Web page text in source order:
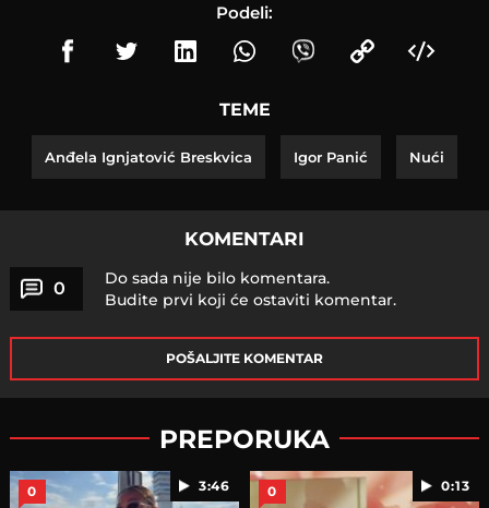
Podeli:
TEME
Anđela Ignjatović Breskvica Igor Panić Nući
KOMENTARI
0
Do sada nije bilo komentara.
Budite prvi koji će ostaviti komentar.
POŠALJITE KOMENTAR
PREPORUKA
3:46
0 0:13
0